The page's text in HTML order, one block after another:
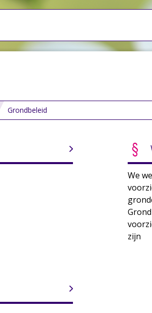
Grondbeleid
We
zijn